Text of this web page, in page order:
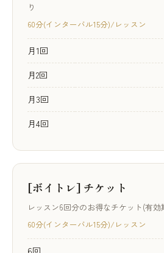
り
60分(インターバル15分)/レッスン
月1回
月2回
月3回
月4回
[ボイトレ] チケット
レッスン6回分のお得なチケット(有効
60分(インターバル15分)/レッスン
6回